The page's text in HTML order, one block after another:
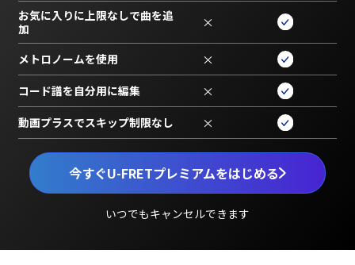
今すぐU-FRETプレミアムをはじめる
いつでもキャンセルできます
お気に入りに上限なしで曲を追
加
×
メトロノームを使用 ×
コード譜を自分用に編集 ×
動画プラスでスキップ制限なし ×